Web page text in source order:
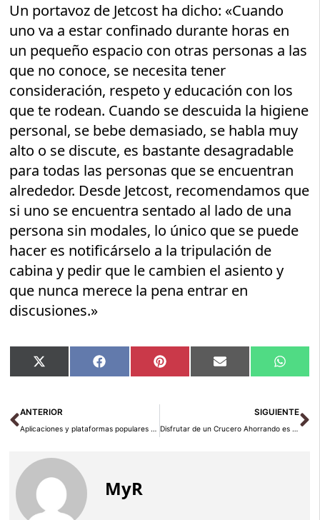
Un portavoz de Jetcost ha dicho: «Cuando
uno va a estar confinado durante horas en
un pequeño espacio con otras personas a las
que no conoce, se necesita tener
consideración, respeto y educación con los
que te rodean. Cuando se descuida la higiene
personal, se bebe demasiado, se habla muy
alto o se discute, es bastante desagradable
para todas las personas que se encuentran
alrededor. Desde Jetcost, recomendamos que
si uno se encuentra sentado al lado de una
persona sin modales, lo único que se puede
hacer es notificárselo a la tripulación de
cabina y pedir que le cambien el asiento y
que nunca merece la pena entrar en
discusiones.»
Compartir
en
X
(Twitter)
Compartir
en
Facebook Compartir
en
Pinterest Compartir
en
Email
en
Ant
ANTERIOR
Aplicaciones y plataformas populares entre los viajeros millennials
SIGUIENTE
Disfrutar de un Crucero Ahorrando es Posible Gracias a Estos Consejos Prácticos
MyR